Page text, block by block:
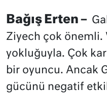
Bağış Erten –
Ziyech çok önemli.
yokluğuyla. Çok
bir oyuncu. Ancak
gücünü negatif